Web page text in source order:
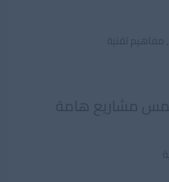
مفاهيم تقنية
خمس مشاريع هامة